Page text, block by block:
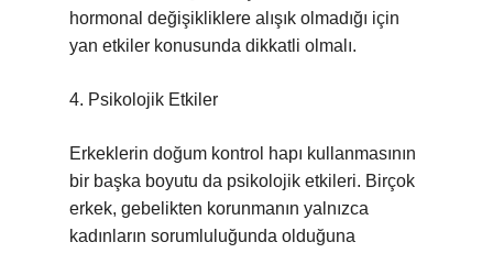
hormonal değişikliklere alışık olmadığı için
yan etkiler konusunda dikkatli olmalı.
4. Psikolojik Etkiler
Erkeklerin doğum kontrol hapı kullanmasının
bir başka boyutu da psikolojik etkileri. Birçok
erkek, gebelikten korunmanın yalnızca
kadınların sorumluluğunda olduğuna